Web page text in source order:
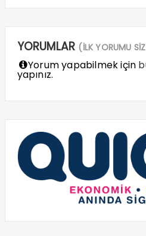
YORUMLAR (İLK YORUMU
Yorum yapabilmek için
yapınız.